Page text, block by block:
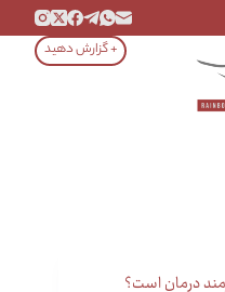
+ گزارش دهید
درمان است؟